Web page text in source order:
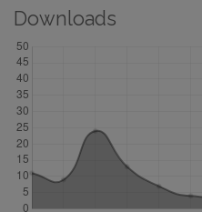
Downloads